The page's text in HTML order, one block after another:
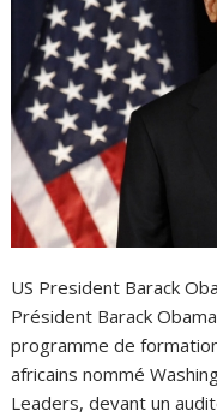
US President Barack
Président Barack
programme de
africains nommé
Leaders, devant un